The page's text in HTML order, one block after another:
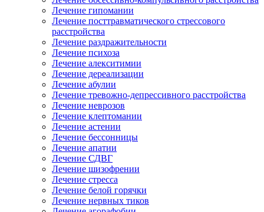
Лечение гипомании
Лечение посттравматического стрессового
расстройства
Лечение раздражительности
Лечение психоза
Лечение алекситимии
Лечение дереализации
Лечение абулии
Лечение тревожно-депрессивного расстройства
Лечение неврозов
Лечение клептомании
Лечение астении
Лечение бессонницы
Лечение апатии
Лечение СДВГ
Лечение шизофрении
Лечение стресса
Лечение белой горячки
Лечение нервных тиков